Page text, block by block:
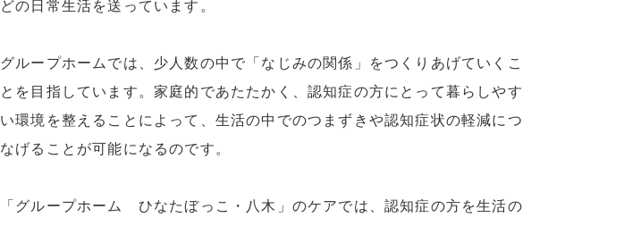
どの日常生活を送っています。
グループホームでは、少人数の中で「なじみの関係」をつくりあげていくこ
とを目指しています。家庭的であたたかく、認知症の方にとって暮らしやす
い環境を整えることによって、生活の中でのつまずきや認知症状の軽減につ
なげることが可能になるのです。
「グループホーム ひなたぼっこ・八木」のケアでは、認知症の方を生活の